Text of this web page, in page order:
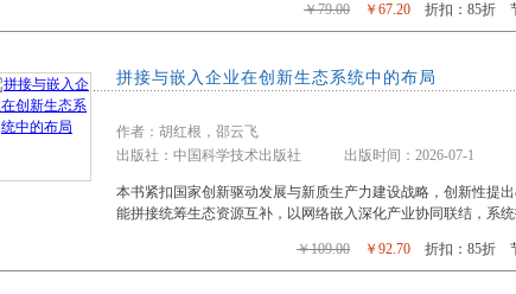
￥79.00 ￥67.20 折扣：85折
拼接与嵌入企业在创新生态系统中的布局
作者：胡红根，邵云飞
出版社：中国科学技术出版社 出版时间：2026-07-1
本书紧扣国家创新驱动发展与新质生产力建设战略，创新性提
能拼接统筹生态资源互补，以网络嵌入深化产业协同联结，系
￥109.00 ￥92.70 折扣：85折